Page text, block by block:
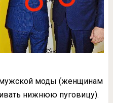
моды (женщинам
нижнюю пуговицу).